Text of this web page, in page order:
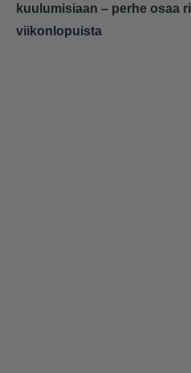
kuulumisiaan – perhe osaa
viikonlopuista